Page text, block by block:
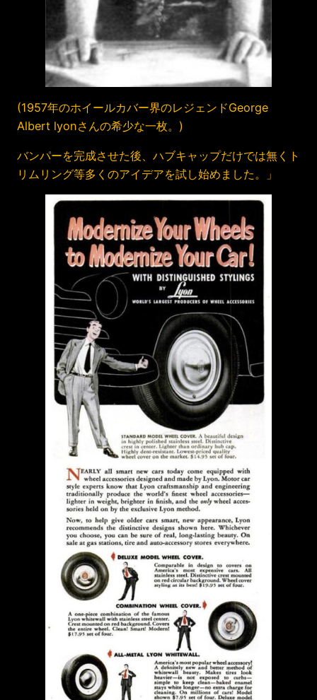
(1957年のホイールカバー界のレジェンドGeorge
Albert lyonさんの希少な一枚。)
バンパーを完成させた後、ハブキャップだけでは無くト
リムリング等多くのアイデアを試し始めました。」